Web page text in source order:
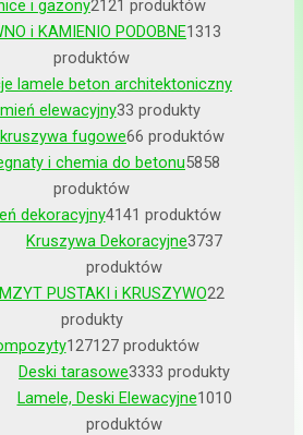
i gazony2121 produktów
i KAMIENIO PODOBNE1313
produktów
lamele beton architektoniczny
elewacyjny33 produkty
fugowe66 produktów
i chemia do betonu5858
produktów
dekoracyjny4141 produktów
Kruszywa Dekoracyjne3737
produktów
PUSTAKI i KRUSZYWO22
produkty
127127 produktów
Deski tarasowe3333 produkty
Lamele, Deski Elewacyjne1010
produktów